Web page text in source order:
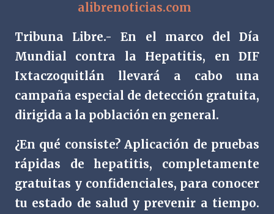
alibrenoticias.com
Tribuna Libre.- En el marco del Día
Mundial contra la Hepatitis, en DIF
Ixtaczoquitlán llevará a cabo una
campaña especial de detección gratuita,
dirigida a la población en general.
¿En qué consiste? Aplicación de pruebas
rápidas de hepatitis, completamente
gratuitas y confidenciales, para conocer
tu estado de salud y prevenir a tiempo.